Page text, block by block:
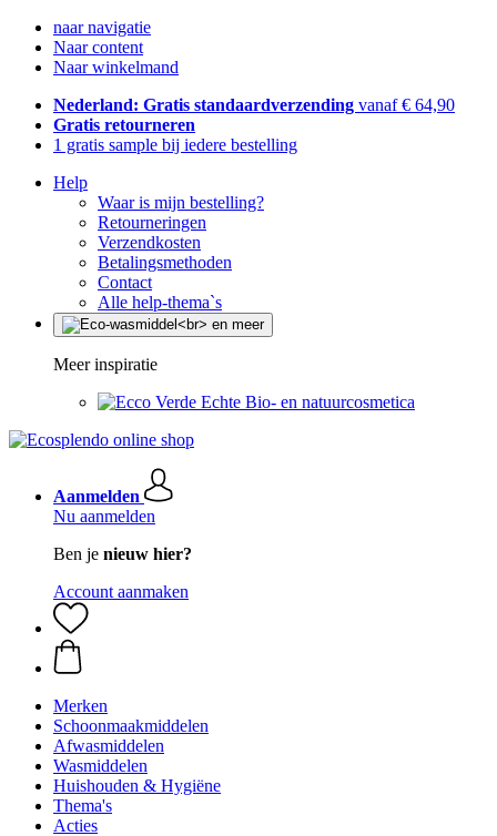
naar navigatie
Naar content
Naar winkelmand
Nederland: Gratis standaardverzending vanaf € 64,90
Gratis retourneren
1 gratis sample bij iedere bestelling
Help
Waar is mijn bestelling?
Retourneringen
Verzendkosten
Betalingsmethoden
Contact
Alle help-thema`s
Meer inspiratie
Echte Bio- en natuurcosmetica
Aanmelden
Nu aanmelden
Ben je nieuw hier?
Account aanmaken
Merken
Schoonmaakmiddelen
Afwasmiddelen
Wasmiddelen
Huishouden & Hygiëne
Thema's
Acties